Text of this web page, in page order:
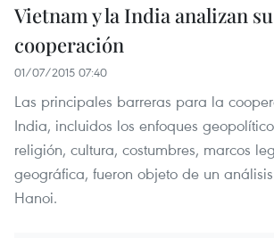
Vietnam y la India analizan su
cooperación
01/07/2015 07:40
Las principales barreras para la
India, incluidos los enfoques
religión, cultura, costumbres, marcos
geográfica, fueron objeto de un
Hanoi.